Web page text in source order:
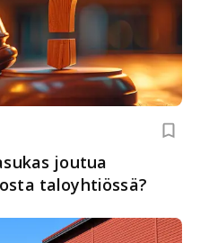
joutua
taloyhtiössä?